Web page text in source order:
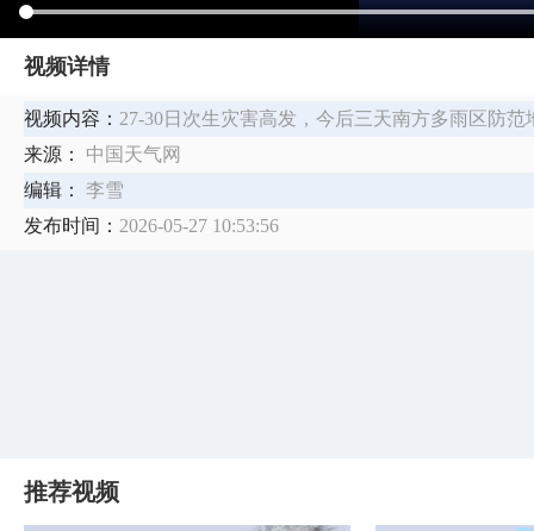
视频详情
视频内容： 27-30日次生灾害高发，今后三天南方多雨区防
来源：
中国天气网
编辑：
李雪
发布时间： 2026-05-27 10:53:56
推荐视频